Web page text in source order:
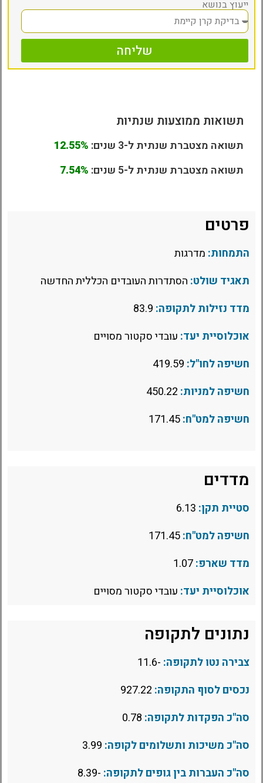
ייעוץ בנושא
שליחה
תשואות ממוצעות שנתיות
תשואה מצטברת שנתית ל-3 שנים:
12.55%
תשואה מצטברת שנתית ל-5 שנים:
7.54%
פרטים
התמחות: מדרגות
תאגיד שולט: הסתדרות העובדים הכללית החדשה
מדד נזילות לתקופה:
אוכלוסיית יעד: עובדי סקטור מסויים
חשיפה לחו"ל:
חשיפה למניות:
חשיפה למט"ח:
מדדים
סטיית תקן:
חשיפה למט"ח:
מדד שארפ:
אוכלוסיית יעד: עובדי סקטור מסויים
נתונים לתקופה
צבירה נטו לתקופה: -11.6
נכסים לסוף התקופה:
סה"כ הפקדות לתקופה:
סה"כ משיכות ותשלומים לקופה:
סה"כ העברות בין גופים לתקופה: -8.39